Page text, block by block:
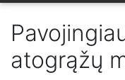
atogrąžų